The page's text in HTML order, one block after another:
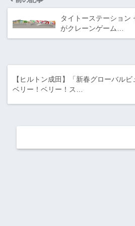
タイトーステーション
がクレーンゲーム…
【ヒルトン成田】「新春グローバル
ベリー！ベリー！ス…